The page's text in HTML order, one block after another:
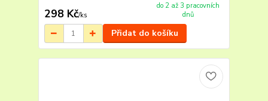
298 Kč/ks
do 2 až 3 pracovních
dnů
Přidat do košíku